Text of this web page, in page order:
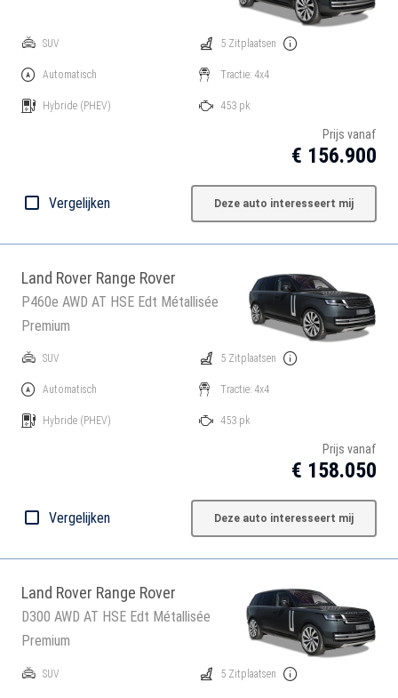
SUV
Automatisch
Hybride (PHEV)
5 Zitplaatsen
Tractie: 4x4
453 pk
Prijs vanaf
€ 156.900
Vergelijken Deze auto interesseert mij
Land Rover Range Rover
P460e AWD AT HSE Edt Métallisée
Premium
SUV
Automatisch
Hybride (PHEV)
5 Zitplaatsen
Tractie: 4x4
453 pk
Prijs vanaf
€ 158.050
Vergelijken Deze auto interesseert mij
Land Rover Range Rover
D300 AWD AT HSE Edt Métallisée
Premium
SUV 5 Zitplaatsen